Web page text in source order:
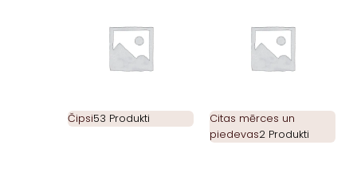
Čipsi53 Produkti
Citas mērces un
piedevas2 Produkti